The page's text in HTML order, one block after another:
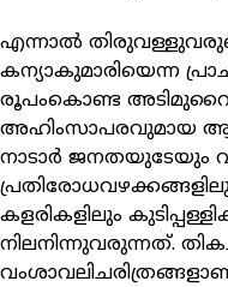
എന്നാല്‍
കന്യാകുമാരിയെന്ന
രൂപംകൊണ്ട
അഹിംസാപരവുമായ
നാടാര്‍ ജനതയുടേയും
കളരികളിലും
നിലനിന്നുവരുന്നത്.